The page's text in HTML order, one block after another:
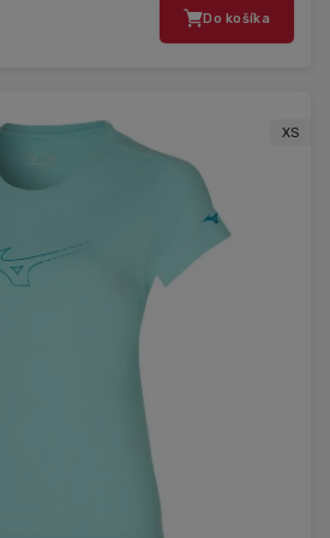
Do košíka
XS